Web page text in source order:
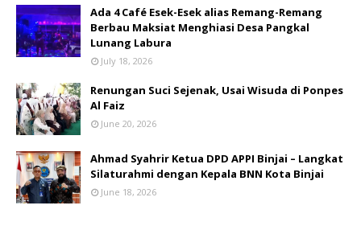
Ada 4 Café Esek-Esek alias Remang-Remang
Berbau Maksiat Menghiasi Desa Pangkal
Lunang Labura
July 18, 2026
Renungan Suci Sejenak, Usai Wisuda di Ponpes
Al Faiz
June 20, 2026
Ahmad Syahrir Ketua DPD APPI Binjai – Langkat
Silaturahmi dengan Kepala BNN Kota Binjai
June 18, 2026